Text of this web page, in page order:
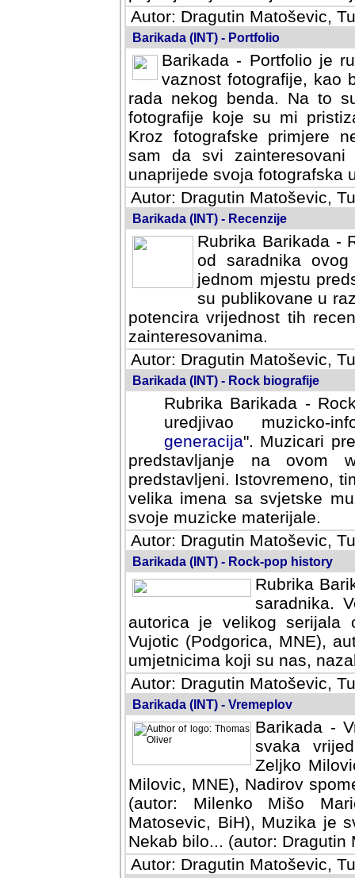
Autor: Dragutin Matoševic,
Barikada (INT) - Portfolio
Barikada - Portfolio je
vaznost fotografije, kao
rada nekog benda. Na to
fotografije koje su mi
fotografske primjere
svi zainteresovani
svoja fotografska umijeca.
Autor: Dragutin Matoševic,
Barikada (INT) - Recenzije
Rubrika Barikada -
od saradnika
jednom mjestu
su publikovane u
potencira vrijednost tih
zainteresovanima.
Autor: Dragutin Matoševic,
Barikada (INT) - Rock biografije
Rubrika Barikada -
uredjivao muzicko-
Muzicari predstavljeni u
na ovom web portalu
Istovremeno, tim nacinom
sa svjetske muzicke scene
materijale.
Autor: Dragutin Matoševic,
Barikada (INT) - Rock-pop history
Rubrika
saradnika.
autorica je velikog serijala
Vujotic (Podgorica, MNE),
umjetnicima koji su nas,
Autor: Dragutin Matoševic,
Barikada (INT) - Vremeplov
Barikada -
svaka
Milovic,
MNE), Nadirov spomenar
Milenko Mišo Maric, UK),
Muzika je svirala (autor:
(autor: Dragutin Matosevic,
Autor: Dragutin Matoševic,